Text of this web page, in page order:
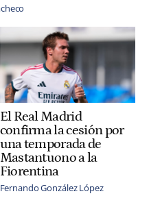
El Real Madrid
confirma la cesión por
una temporada de
Mastantuono a la
Fiorentina
Fernando González López